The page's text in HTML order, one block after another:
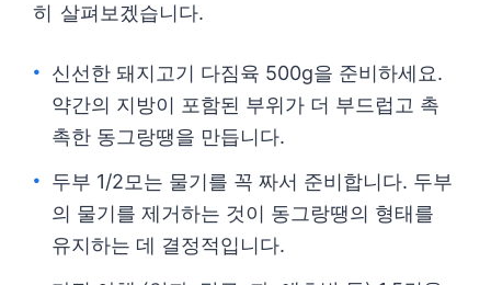
히 살펴보겠습니다.
신선한 돼지고기 다짐육 500g을 준비하세요.
약간의 지방이 포함된 부위가 더 부드럽고 촉
촉한 동그랑땡을 만듭니다.
두부 1/2모는 물기를 꼭 짜서 준비합니다. 두부
의 물기를 제거하는 것이 동그랑땡의 형태를
유지하는 데 결정적입니다.